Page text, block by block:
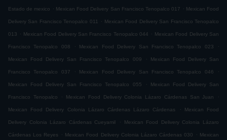
Estado de mexico . Mexican Food Delivery San Francisco Tenopalco 017 . Mexican Food
Delivery San Francisco Tenopalco 011 . Mexican Food Delivery San Francisco Tenopalco
013 . Mexican Food Delivery San Francisco Tenopalco 044 . Mexican Food Delivery San
Francisco Tenopalco 008 . Mexican Food Delivery San Francisco Tenopalco 023 .
Mexican Food Delivery San Francisco Tenopalco 009 . Mexican Food Delivery San
Francisco Tenopalco 037 . Mexican Food Delivery San Francisco Tenopalco 046 .
Mexican Food Delivery San Francisco Tenopalco 055 . Mexican Food Delivery San
Francisco Tenopalco . Mexican Food Delivery Colonia Lázaro Cárdenas San Juan .
Mexican Food Delivery Colonia Lázaro Cárdenas Lázaro Cárdenas . Mexican Food
Delivery Colonia Lázaro Cárdenas Cueyamil . Mexican Food Delivery Colonia Lázaro
Cárdenas Los Reyes . Mexican Food Delivery Colonia Lázaro Cárdenas 030 . Mexican